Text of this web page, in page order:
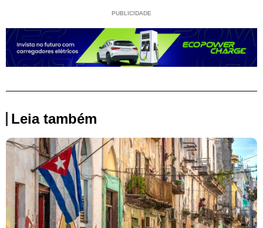
PUBLICIDADE
Leia também